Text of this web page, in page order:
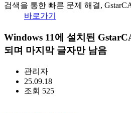
검색을 통한 빠른 문제 해결,
바로가기
Windows 11에 설치된
되며 마지막 글자만 남음
관리자
25.09.18
조회 525